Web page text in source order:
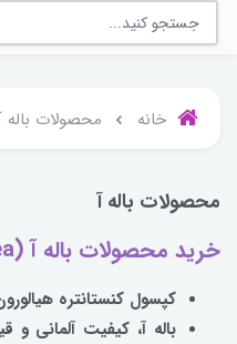
خانه محصولات باله
محصولات باله آ
خرید محصولات باله آ (Balea) آلمان
کپسول کنستانتره